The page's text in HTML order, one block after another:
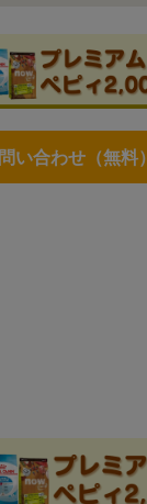
い合わせ（無料）